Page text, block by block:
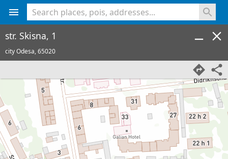
str. Skisna, 1
city Odesa,65020
<% console.log(hcard) %>